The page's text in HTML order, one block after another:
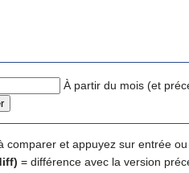
À partir du mois (et
et appuyez sur entrée
= différence avec la version